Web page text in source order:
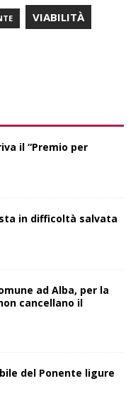
VIABILITÀ
il “Premio per
in difficoltà salvata
ad Alba, per la
cancellano il
del Ponente ligure